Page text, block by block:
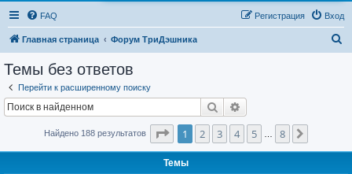
FAQ Вход
Регистрация
Главная страница Форум ТриДэшника
Темы без ответов
Перейти к расширенному поиску
Поиск
Найдено 188 результатов Страница1 из
1 2 3 4 5 8
Темы